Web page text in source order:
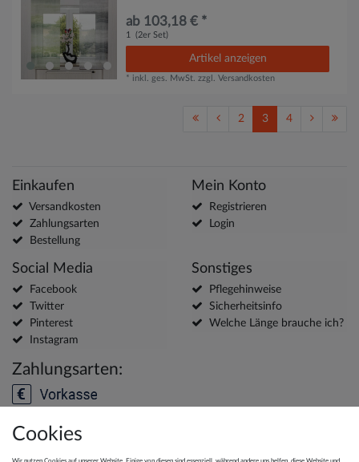
ab 103,18 € *
1 (2er Set)
Artikel anzeigen
* inkl. ges. MwSt. zzgl.Versandkosten
2 3 4
Einkaufen
Versandkosten
Zahlungsarten
Bestellung
Mein Konto
Registrieren
Login
Social Media
Facebook
Twitter
Pinterest
Instagram
Sonstiges
Pflegehinweise
Sicherheitsinfo
Welche Länge brauche ich?
Zahlungsarten:
Versanddienstleister:
Cookies